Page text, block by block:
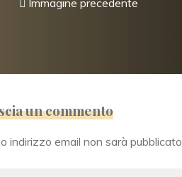
un commento
indirizzo email non sarà pubblicato.